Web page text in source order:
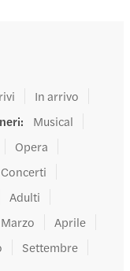
In arrivo
:
Musical
Opera
Concerti
Adulti
Marzo
Aprile
Settembre